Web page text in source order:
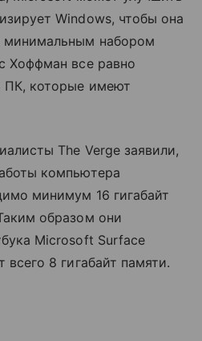
Windows, чтобы она
минимальным набором
Хоффман все равно
ПК, которые имеют
The Verge заявили,
компьютера
минимум 16 гигабайт
образом они
Microsoft Surface
8 гигабайт памяти.